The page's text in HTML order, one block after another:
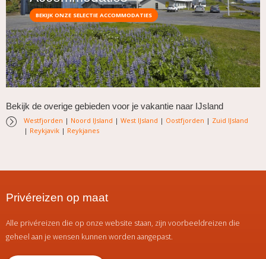
BEKIJK ONZE SELECTIE ACCOMMODATIES
Bekijk de overige gebieden voor je vakantie naar IJsland
Westfjorden | Noord IJsland | West IJsland | Oostfjorden | Zuid IJsland
| Reykjavik | Reykjanes
Privéreizen op maat
Alle privéreizen die op onze website staan, zijn voorbeeldreizen die
geheel aan je wensen kunnen worden aangepast.